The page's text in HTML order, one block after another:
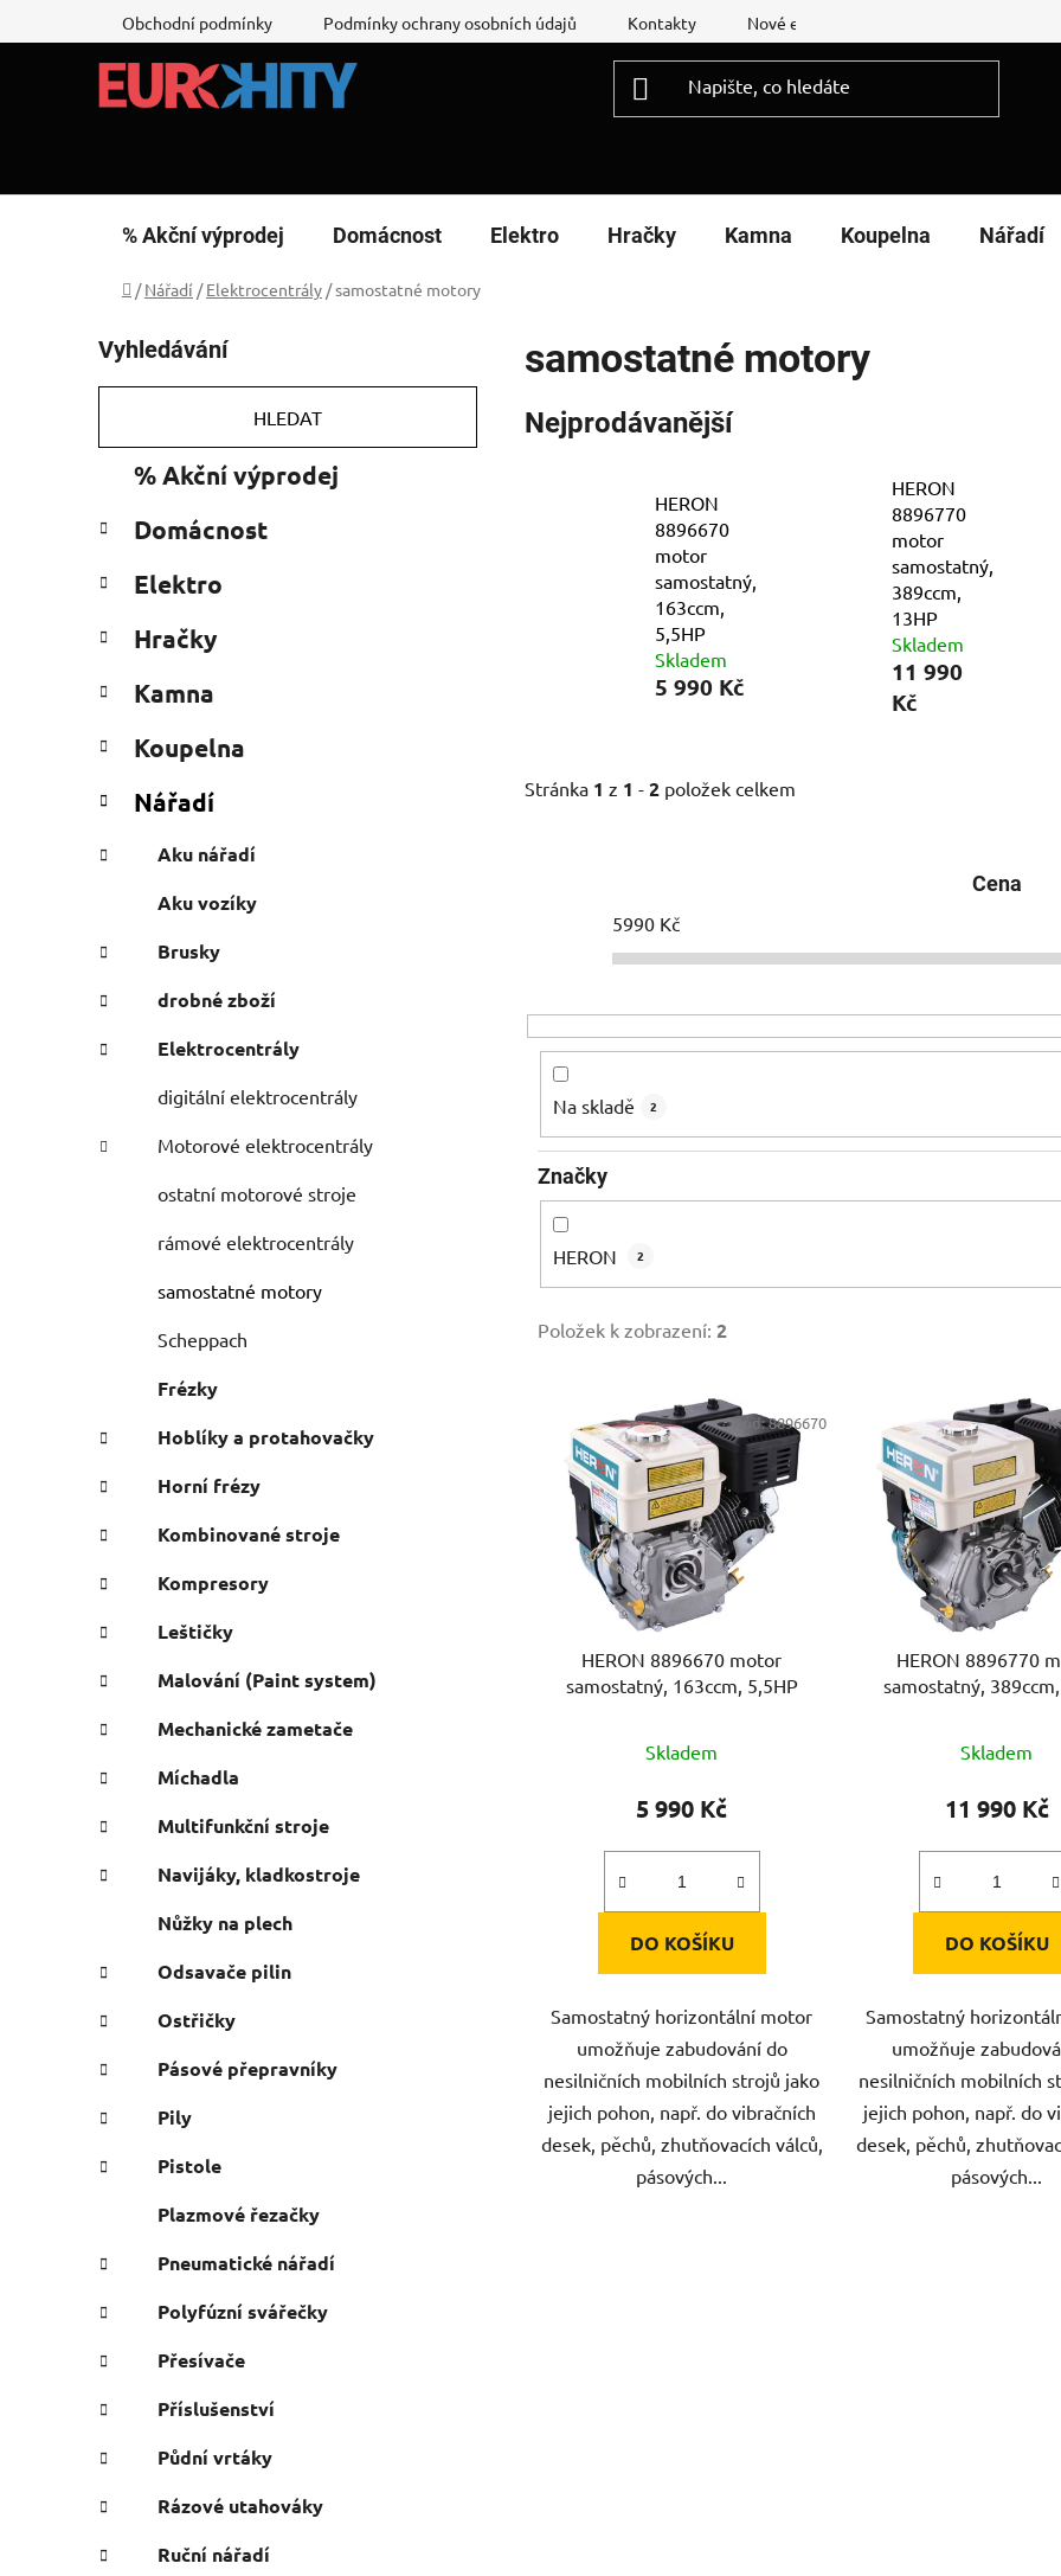
na
Obchodní podmínky Podmínky ochrany osobních údajů Kontakty Nové energetické štítky
% Akční výprodej Domácnost Elektro Hračky Kamna Koupelna Nářadí
Domů
/ Nářadí / Elektrocentrály /samostatné motory
o
s
r
n
í
a
e
Vyhledávání
HLEDAT
kategorie
e
o
i
% Akční výprodej
Domácnost
Elektro
Hračky
Kamna
Koupelna
Nářadí
Aku nářadí
Aku vozíky
Brusky
drobné zboží
Elektrocentrály
digitální elektrocentrály
Motorové elektrocentrály
ostatní motorové stroje
rámové elektrocentrály
samostatné motory
Scheppach
Frézky
Hoblíky a protahovačky
Horní frézy
Kombinované stroje
Kompresory
Leštičky
Malování (Paint system)
Mechanické zametače
Míchadla
Multifunkční stroje
Navijáky, kladkostroje
Nůžky na plech
Odsavače pilin
Ostřičky
Pásové přepravníky
Pily
Pistole
Plazmové řezačky
Pneumatické nářadí
Polyfúzní svářečky
Přesívače
Příslušenství
Půdní vrtáky
Rázové utahováky
Ruční nářadí
samostatné motory
Nejprodávanější
HERON
8896670
motor
samostatný,
163ccm,
5,5HP
Skladem
5 990 Kč
HERON
8896770
motor
samostatný,
389ccm,
13HP
Skladem
11 990
Kč
Stránka 1 z 1 - 2 položek celkem
Cena
5990 Kč
Na skladě 2
Značky
HERON 2
Položek k zobrazení: 2
HERON 8896670 motor
samostatný, 163ccm, 5,5HP
Skladem
5 990 Kč
DO KOŠÍKU
Samostatný horizontální motor
umožňuje zabudování do
nesilničních mobilních strojů jako
jejich pohon, např. do vibračních
desek, pěchů, zhutňovacích válců,
pásových...
Kód:8896670
HERON 8896770
samostatný,
Skladem
11 990 Kč
DO KOŠÍKU
Samostatný
umožňuje
nesilničních mobilních
jejich pohon, např. do
desek, pěchů,
pásových...